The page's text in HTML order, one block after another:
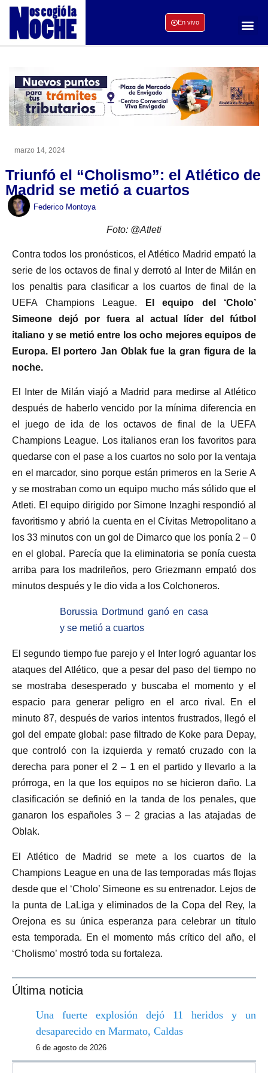
En vivo
marzo 14, 2024
Triunfó el “Cholismo”: el Atlético de
Madrid se metió a cuartos
Federico Montoya
Foto: @Atleti
Contra todos los pronósticos, el Atlético Madrid empató la
serie de los octavos de final y derrotó al Inter de Milán en
los penaltis para clasificar a los cuartos de final de la
UEFA Champions League.
El equipo del ‘Cholo’
Simeone dejó por fuera al actual líder del fútbol
italiano y se metió entre los ocho mejores equipos de
Europa. El portero Jan Oblak fue la gran figura de la
noche.
El Inter de Milán viajó a Madrid para medirse al Atlético
después de haberlo vencido por la mínima diferencia en
el juego de ida de los octavos de final de la UEFA
Champions League. Los italianos eran los favoritos para
quedarse con el pase a los cuartos no solo por la ventaja
en el marcador, sino porque están primeros en la Serie A
y se mostraban como un equipo mucho más sólido que el
Atleti. El equipo dirigido por Simone Inzaghi respondió al
favoritismo y abrió la cuenta en el Cívitas Metropolitano a
los 33 minutos con un gol de Dimarco que los ponía 2 – 0
en el global. Parecía que la eliminatoria se ponía cuesta
arriba para los madrileños, pero Griezmann empató dos
minutos después y le dio vida a los Colchoneros.
Borussia Dortmund ganó en casa
y se metió a cuartos
El segundo tiempo fue parejo y el Inter logró aguantar los
ataques del Atlético, que a pesar del paso del tiempo no
se mostraba desesperado y buscaba el momento y el
espacio para generar peligro en el arco rival. En el
minuto 87, después de varios intentos frustrados, llegó el
gol del empate global: pase filtrado de Koke para Depay,
que controló con la izquierda y remató cruzado con la
derecha para poner el 2 – 1 en el partido y llevarlo a la
prórroga, en la que los equipos no se hicieron daño. La
clasificación se definió en la tanda de los penales, que
ganaron los españoles 3 – 2 gracias a las atajadas de
Oblak.
El Atlético de Madrid se mete a los cuartos de la
Champions League en una de las temporadas más flojas
desde que el ‘Cholo’ Simeone es su entrenador. Lejos de
la punta de LaLiga y eliminados de la Copa del Rey, la
Orejona es su única esperanza para celebrar un título
esta temporada. En el momento más crítico del año, el
‘Cholismo’ mostró toda su fortaleza.
Última noticia
Una fuerte explosión dejó 11 heridos y un
desaparecido en Marmato, Caldas
6 de agosto de 2026